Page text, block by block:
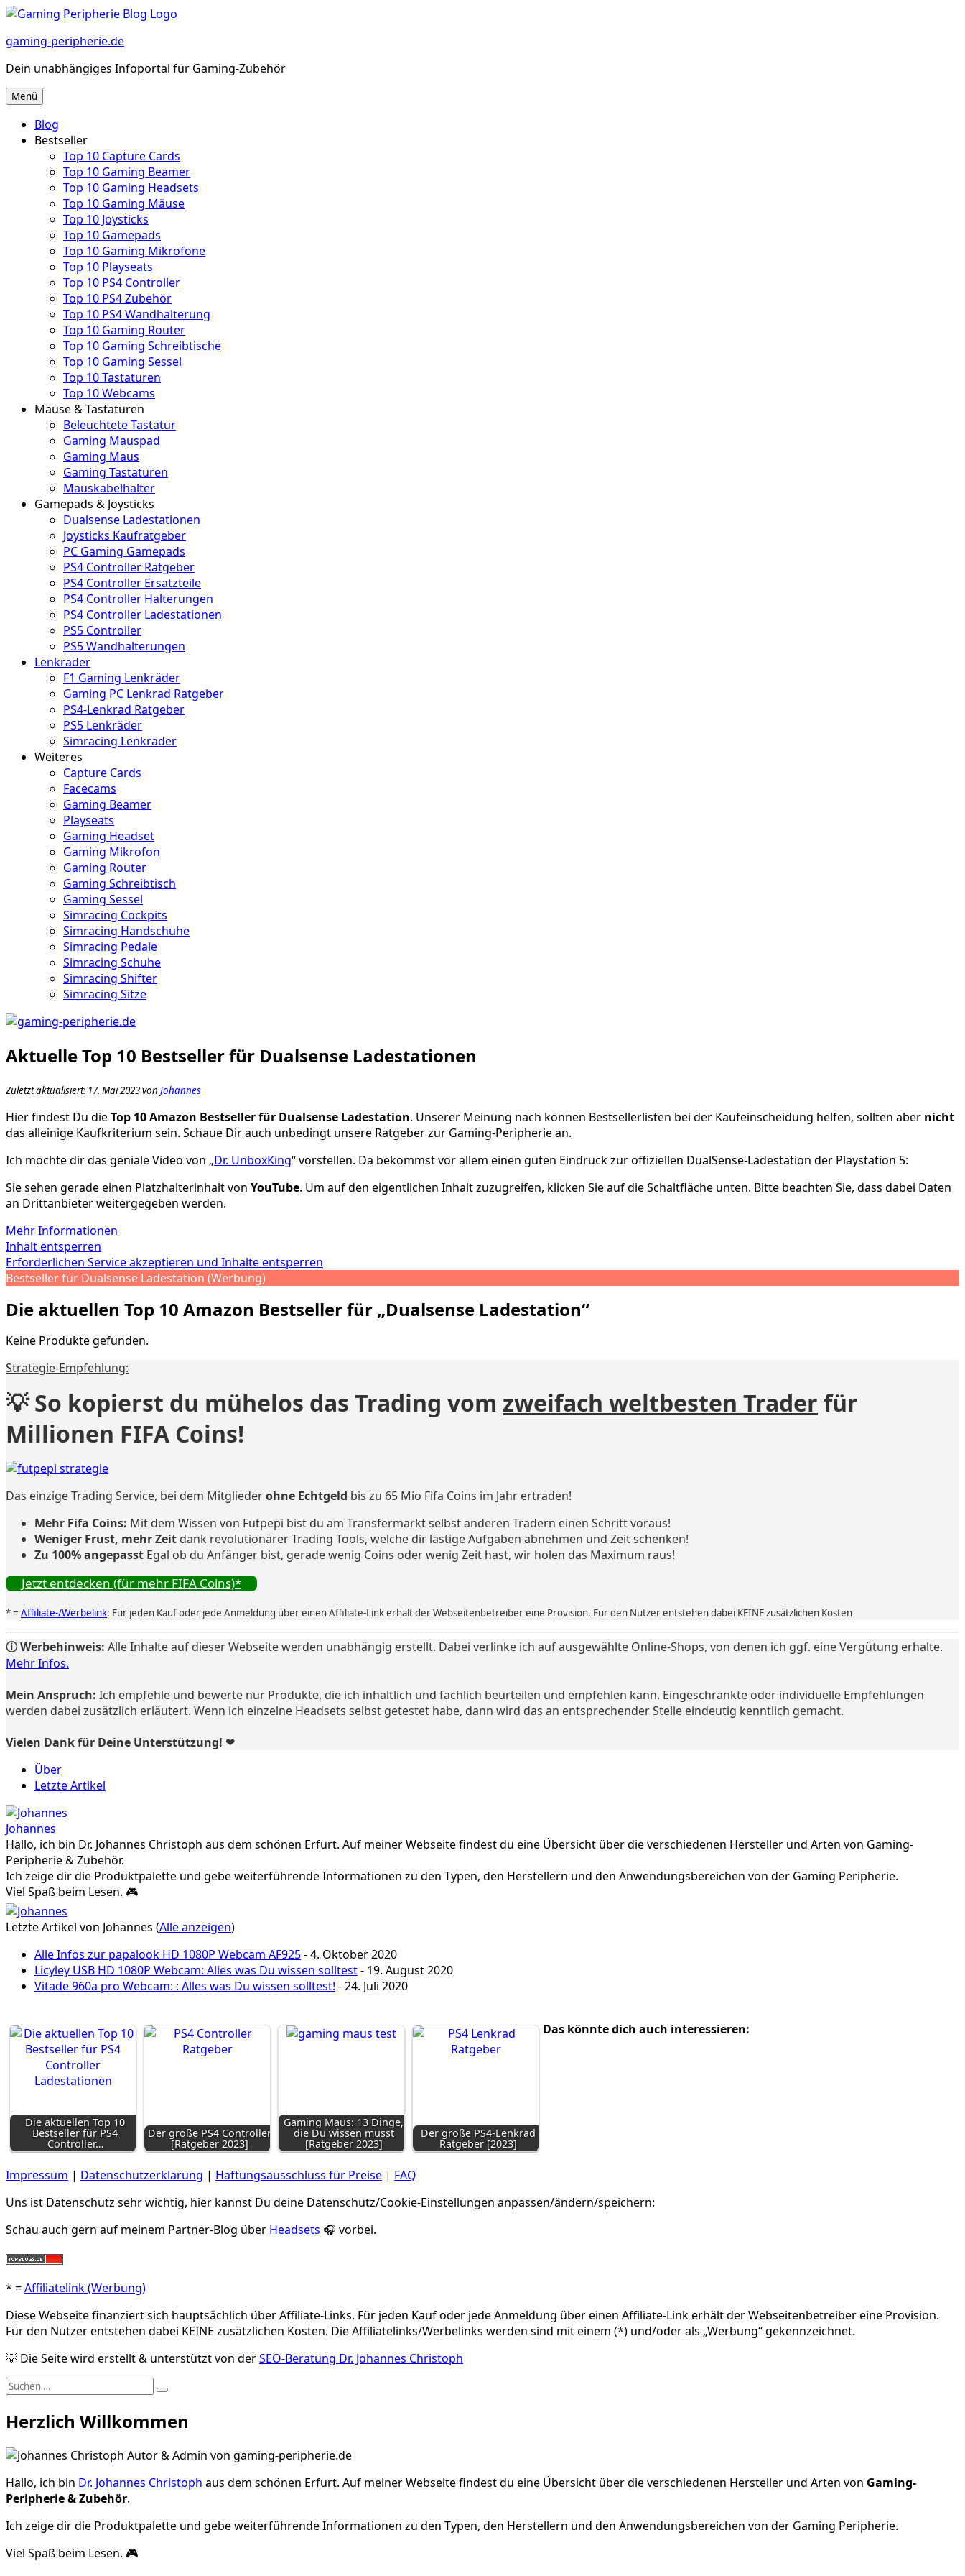
Zum
springen
gaming-peripherie.de
Dein unabhängiges Infoportal für Gaming-Zubehör
Menü
Blog
Bestseller
Top 10 Capture Cards
Top 10 Gaming Beamer
Top 10 Gaming Headsets
Top 10 Gaming Mäuse
Top 10 Joysticks
Top 10 Gamepads
Top 10 Gaming Mikrofone
Top 10 Playseats
Top 10 PS4 Controller
Top 10 PS4 Zubehör
Top 10 PS4 Wandhalterung
Top 10 Gaming Router
Top 10 Gaming Schreibtische
Top 10 Gaming Sessel
Top 10 Tastaturen
Top 10 Webcams
Mäuse & Tastaturen
Beleuchtete Tastatur
Gaming Mauspad
Gaming Maus
Gaming Tastaturen
Mauskabelhalter
Gamepads & Joysticks
Dualsense Ladestationen
Joysticks Kaufratgeber
PC Gaming Gamepads
PS4 Controller Ratgeber
PS4 Controller Ersatzteile
PS4 Controller Halterungen
PS4 Controller Ladestationen
PS5 Controller
PS5 Wandhalterungen
Lenkräder
F1 Gaming Lenkräder
Gaming PC Lenkrad Ratgeber
PS4-Lenkrad Ratgeber
PS5 Lenkräder
Simracing Lenkräder
Weiteres
Capture Cards
Facecams
Gaming Beamer
Playseats
Gaming Headset
Gaming Mikrofon
Gaming Router
Gaming Schreibtisch
Gaming Sessel
Simracing Cockpits
Simracing Handschuhe
Simracing Pedale
Simracing Schuhe
Simracing Shifter
Simracing Sitze
Aktuelle Top 10 Bestseller für Dualsense Ladestationen
Zuletzt aktualisiert: 17. Mai 2023 von Johannes
Hier findest Du dieTop 10 Amazon Bestseller für Dualsense Ladestation. Unserer Meinung nach können Bestsellerlisten bei der Kaufeinscheidung helfen, sollten aber nicht
das alleinige Kaufkriterium sein. Schaue Dir auch unbedingt unsere Ratgeber zur Gaming-Peripherie an.
Ich möchte dir das geniale Video von „Dr. UnboxKing“ vorstellen. Da bekommst vor allem einen guten Eindruck zur offiziellen DualSense-Ladestation der Playstation 5:
Sie sehen gerade einen Platzhalterinhalt von YouTube. Um auf den eigentlichen Inhalt zuzugreifen, klicken Sie auf die Schaltfläche unten. Bitte beachten Sie, dass dabei Daten
an Drittanbieter weitergegeben werden.
Mehr Informationen
Inhalt entsperren
Erforderlichen Service akzeptieren und Inhalte entsperren
Bestseller für Dualsense Ladestation (Werbung)
Die aktuellen Top 10 Amazon Bestseller für „Dualsense Ladestation“
Keine Produkte gefunden.
Strategie-Empfehlung:
💡 So kopierst du mühelos das Trading vom zweifach weltbesten Trader für
Millionen FIFA Coins!
Das einzige Trading Service, bei dem Mitgliederohne Echtgeld bis zu 65 Mio Fifa Coins im Jahr ertraden!
Mehr Fifa Coins: Mit dem Wissen von Futpepi bist du am Transfermarkt selbst anderen Tradern einen Schritt voraus!
Weniger Frust, mehr Zeit dank revolutionärer Trading Tools, welche dir lästige Aufgaben abnehmen und Zeit schenken!
Zu 100% angepasst Egal ob du Anfänger bist, gerade wenig Coins oder wenig Zeit hast, wir holen das Maximum raus!
Jetzt entdecken (für mehr FIFA Coins)*
* = Affiliate-/Werbelink: Für jeden Kauf oder jede Anmeldung über einen Affiliate-Link erhält der Webseitenbetreiber eine Provision. Für den Nutzer entstehen dabei KEINE zusätzlichen Kosten
ⓘ Werbehinweis: Alle Inhalte auf dieser Webseite werden unabhängig erstellt. Dabei verlinke ich auf ausgewählte Online-Shops, von denen ich ggf. eine Vergütung erhalte.
Mehr Infos.
Mein Anspruch: Ich empfehle und bewerte nur Produkte, die ich inhaltlich und fachlich beurteilen und empfehlen kann. Eingeschränkte oder individuelle Empfehlungen
werden dabei zusätzlich erläutert. Wenn ich einzelne Headsets selbst getestet habe, dann wird das an entsprechender Stelle eindeutig kenntlich gemacht.
Vielen Dank für Deine Unterstützung! ❤️
Über
Letzte Artikel
Johannes
Hallo, ich bin Dr. Johannes Christoph aus dem schönen Erfurt. Auf meiner Webseite findest du eine Übersicht über die verschiedenen Hersteller und Arten von Gaming-
Peripherie & Zubehör.
Ich zeige dir die Produktpalette und gebe weiterführende Informationen zu den Typen, den Herstellern und den Anwendungsbereichen von der Gaming Peripherie.
Viel Spaß beim Lesen. 🎮
Letzte Artikel von Johannes (Alle anzeigen)
Alle Infos zur papalook HD 1080P Webcam AF925- 4. Oktober 2020
Licyley USB HD 1080P Webcam: Alles was Du wissen solltest- 19. August 2020
Vitade 960a pro Webcam: : Alles was Du wissen solltest! - 24. Juli 2020
Das könnte dich auch interessieren:
Die aktuellen Top 10
Bestseller für PS4
Controller…
Der große PS4 Controller
[Ratgeber 2023]
Gaming Maus: 13 Dinge,
die Du wissen musst
[Ratgeber 2023]
Der große PS4-Lenkrad
Ratgeber [2023]
Impressum | Datenschutzerklärung | Haftungsausschluss für Preise | FAQ
Uns ist Datenschutz sehr wichtig, hier kannst Du deine Datenschutz/Cookie-Einstellungen anpassen/ändern/speichern:
Schau auch gern auf meinem Partner-Blog über Headsets 🎧 vorbei.
* =Affiliatelink (Werbung)
Diese Webseite finanziert sich hauptsächlich über Affiliate-Links. Für jeden Kauf oder jede Anmeldung über einen Affiliate-Link erhält der Webseitenbetreiber eine Provision.
Für den Nutzer entstehen dabei KEINE zusätzlichen Kosten. Die Affiliatelinks/Werbelinks werden sind mit einem (*) und/oder als „Werbung“ gekennzeichnet.
💡 Die Seite wird erstellt & unterstützt von derSEO-Beratung Dr. Johannes Christoph
Suche
Suchen
Herzlich Willkommen
Hallo, ich bin Dr. Johannes Christoph aus dem schönen Erfurt. Auf meiner Webseite findest du eine Übersicht über die verschiedenen Hersteller und Arten von Gaming-
Peripherie & Zubehör.
Ich zeige dir die Produktpalette und gebe weiterführende Informationen zu den Typen, den Herstellern und den Anwendungsbereichen von der Gaming Peripherie.
Viel Spaß beim Lesen. 🎮